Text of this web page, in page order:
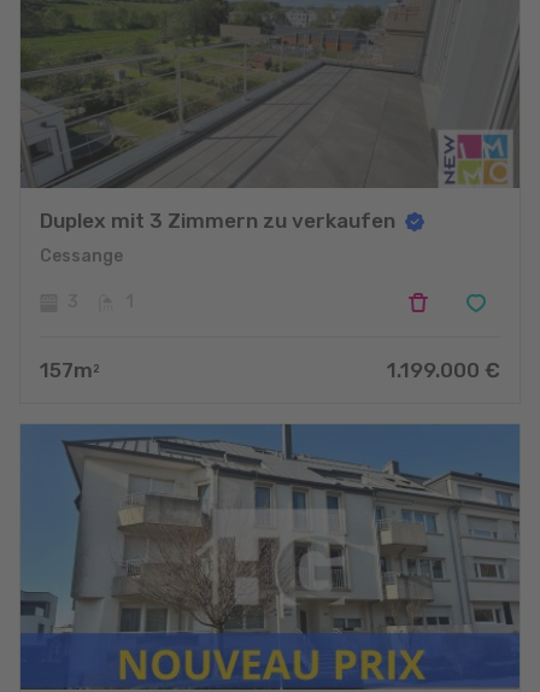
Duplex mit 3 Zimmern zu verkaufen
Cessange
157m 2 1.199.000 €